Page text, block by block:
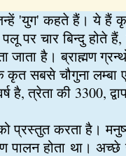
जिन्हें 'युग' कहते हैं। ये
चार बिन्दु होते हैं,
है। ब्राह्मण
सबसे चौगुना लम्बा
त्रेता की 3300,
करता है।
पालन होता था।